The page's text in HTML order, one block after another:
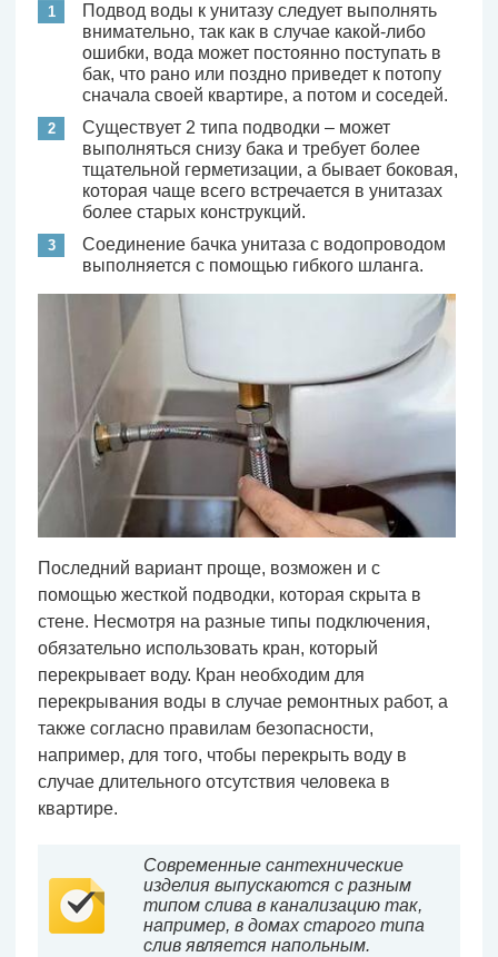
Подвод воды к унитазу следует выполнять
внимательно, так как в случае какой-либо
ошибки, вода может постоянно поступать в
бак, что рано или поздно приведет к потопу
сначала своей квартире, а потом и соседей.
Существует 2 типа подводки – может
выполняться снизу бака и требует более
тщательной герметизации, а бывает боковая,
которая чаще всего встречается в унитазах
более старых конструкций.
Соединение бачка унитаза с водопроводом
выполняется с помощью гибкого шланга.
Последний вариант проще, возможен и с
помощью жесткой подводки, которая скрыта в
стене. Несмотря на разные типы подключения,
обязательно использовать кран, который
перекрывает воду. Кран необходим для
перекрывания воды в случае ремонтных работ, а
также согласно правилам безопасности,
например, для того, чтобы перекрыть воду в
случае длительного отсутствия человека в
квартире.
Современные сантехнические
изделия выпускаются с разным
типом слива в канализацию так,
например, в домах старого типа
слив является напольным.